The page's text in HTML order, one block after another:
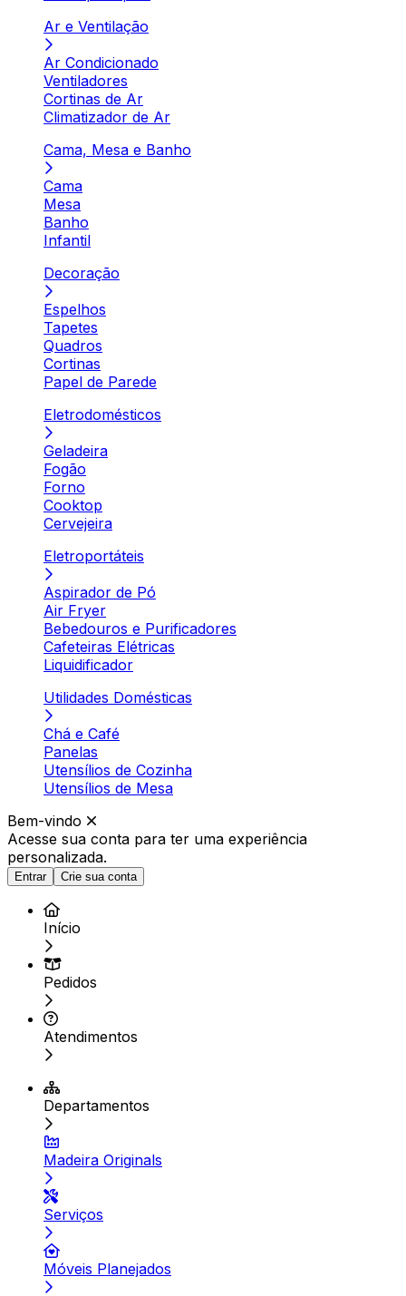
Ar e Ventilação
Ar Condicionado
Ventiladores
Cortinas de Ar
Climatizador de Ar
Cama, Mesa e Banho
Cama
Mesa
Banho
Infantil
Decoração
Espelhos
Tapetes
Quadros
Cortinas
Papel de Parede
Eletrodomésticos
Geladeira
Fogão
Forno
Cooktop
Cervejeira
Eletroportáteis
Aspirador de Pó
Air Fryer
Bebedouros e Purificadores
Cafeteiras Elétricas
Liquidificador
Utilidades Domésticas
Chá e Café
Panelas
Utensílios de Cozinha
Utensílios de Mesa
Bem-vindo
Acesse sua conta para ter uma experiência
personalizada.
Entrar Crie sua conta
Início
Pedidos
Atendimentos
Departamentos
Madeira Originals
Serviços
Móveis Planejados